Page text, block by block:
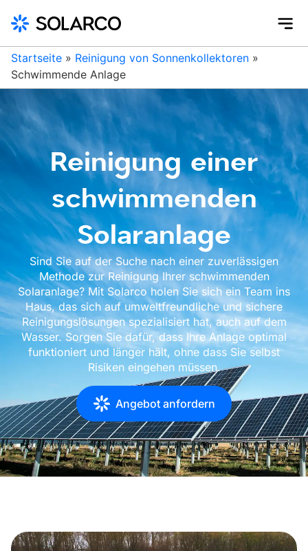
Startseite » Reinigung von Sonnenkollektoren »
Schwimmende Anlage
Reinigung einer
schwimmenden
Solaranlage
Sind Sie auf der Suche nach einer zuverlässigen
Methode zur Reinigung Ihrer schwimmenden
Solaranlage? Mit Solarco holen Sie sich ein Team ins
Haus, das sich auf umweltfreundliche und sichere
Reinigungslösungen spezialisiert hat, auch auf dem
Wasser. Sorgen Sie dafür, dass Ihre Anlage optimal
funktioniert und länger hält, ohne dass Sie selbst
Risiken eingehen müssen.
Angebot anfordern